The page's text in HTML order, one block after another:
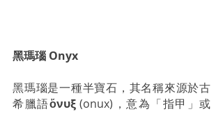
黑瑪瑙 Onyx
黑瑪瑙是一種半寶石，其名稱來源於古
希臘語ὄνυξ (onux)，意為「指甲」或